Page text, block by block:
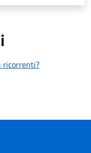
ricorrenti?